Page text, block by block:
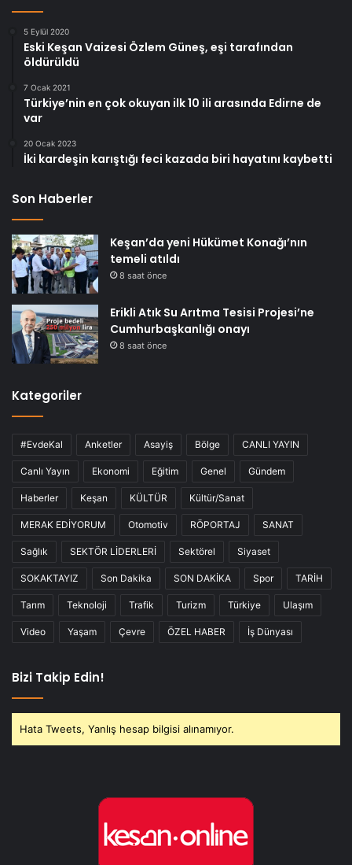
5 Eylül 2020
Eski Keşan Vaizesi Özlem Güneş, eşi tarafından
öldürüldü
7 Ocak 2021
Türkiye’nin en çok okuyan ilk 10 ili arasında Edirne de
var
20 Ocak 2023
İki kardeşin karıştığı feci kazada biri hayatını kaybetti
Son Haberler
Keşan’da yeni Hükümet Konağı’nın
temeli atıldı
8 saat önce
Erikli Atık Su Arıtma Tesisi Projesi’ne
Cumhurbaşkanlığı onayı
8 saat önce
Kategoriler
#EvdeKal Anketler Asayiş Bölge CANLI YAYIN
Canlı Yayın Ekonomi Eğitim Genel Gündem
Haberler Keşan KÜLTÜR Kültür/Sanat
MERAK EDİYORUM Otomotiv RÖPORTAJ SANAT
Sağlık SEKTÖR LİDERLERİ Sektörel Siyaset
SOKAKTAYIZ Son Dakika SON DAKİKA Spor TARİH
Tarım Teknoloji Trafik Turizm Türkiye Ulaşım
Video Yaşam Çevre ÖZEL HABER İş Dünyası
Bizi Takip Edin!
Hata Tweets, Yanlış hesap bilgisi alınamıyor.